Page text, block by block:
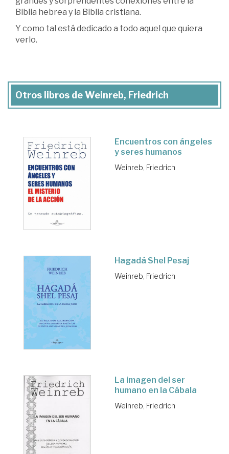
Biblia hebrea y la Biblia cristiana.
Y como tal está dedicado a todo aquel que quiera
verlo.
Otros libros de Weinreb, Friedrich
Encuentros con ángeles
y seres humanos
Weinreb, Friedrich
Hagadá Shel Pesaj
Weinreb, Friedrich
La imagen del ser
humano en la Cábala
Weinreb, Friedrich